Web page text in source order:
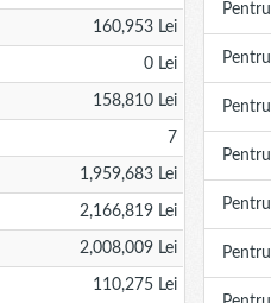
160,953 Lei
0 Lei
158,810 Lei
7
1,959,683 Lei
2,166,819 Lei
2,008,009 Lei
110,275 Lei